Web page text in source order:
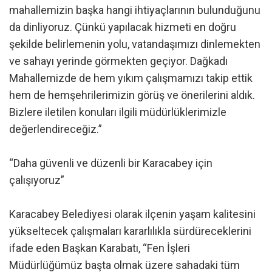
mahallemizin başka hangi ihtiyaçlarının bulunduğunu
da dinliyoruz. Çünkü yapılacak hizmeti en doğru
şekilde belirlemenin yolu, vatandaşımızı dinlemekten
ve sahayı yerinde görmekten geçiyor. Dağkadı
Mahallemizde de hem yıkım çalışmamızı takip ettik
hem de hemşehrilerimizin görüş ve önerilerini aldık.
Bizlere iletilen konuları ilgili müdürlüklerimizle
değerlendireceğiz.”
“Daha güvenli ve düzenli bir Karacabey için
çalışıyoruz”
Karacabey Belediyesi olarak ilçenin yaşam kalitesini
yükseltecek çalışmaları kararlılıkla sürdüreceklerini
ifade eden Başkan Karabatı, “Fen İşleri
Müdürlüğümüz başta olmak üzere sahadaki tüm